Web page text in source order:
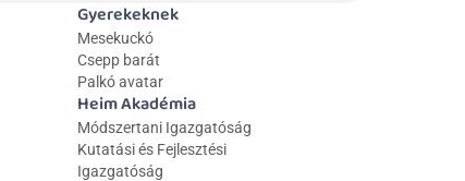
Gyerekeknek
Mesekuckó
Csepp barát
Palkó avatar
Heim Akadémia
Módszertani Igazgatóság
Kutatási és Fejlesztési
Igazgatóság